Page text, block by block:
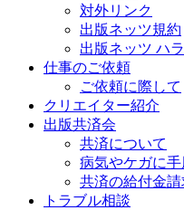
対外リンク
出版ネッツ規約
出版ネッツ ハ
仕事のご依頼
ご依頼に際して
クリエイター紹介
出版共済会
共済について
病気やケガに手
共済の給付金請
トラブル相談